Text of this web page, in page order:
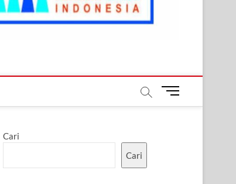
M
Cari
Cari